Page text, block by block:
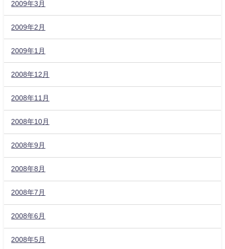
2009年3月
2009年2月
2009年1月
2008年12月
2008年11月
2008年10月
2008年9月
2008年8月
2008年7月
2008年6月
2008年5月